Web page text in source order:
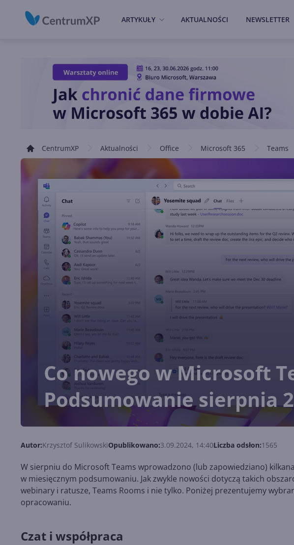
ARTYKUŁY AKTUALNOŚCI NEWSLETTER
CentrumXP Aktualności Office Microsoft 365 Teams
Co nowego w Microsoft
Podsumowanie sierpnia
Autor:Krzysztof SulikowskiOpublikowano:3.09.2024, 14:40Liczba odsłon:1565
W sierpniu do Microsoft Teams wprowadzono (lub zapowiedziano)
w miesięcznym podsumowaniu. Jak zwykle nowości dotyczą takich
webinary i ratusze, Teams Rooms i nie tylko. Poniżej prezentujemy
opracowaniu.
Czat i współpraca